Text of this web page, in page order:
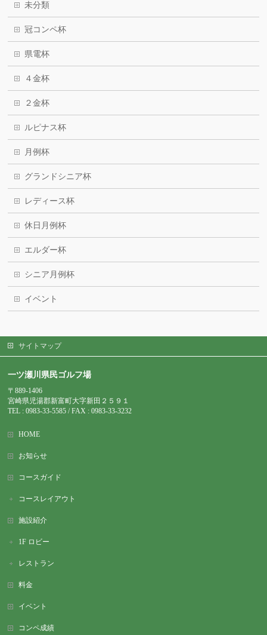
未分類
冠コンペ杯
県電杯
４金杯
２金杯
ルピナス杯
月例杯
グランドシニア杯
レディース杯
休日月例杯
エルダー杯
シニア月例杯
イベント
サイトマップ
一ツ瀬川県民ゴルフ場
〒889-1406
宮崎県児湯郡新富町大字新田２５９１
TEL : 0983-33-5585 / FAX : 0983-33-3232
HOME
お知らせ
コースガイド
コースレイアウト
施設紹介
1F ロビー
レストラン
料金
イベント
コンペ成績